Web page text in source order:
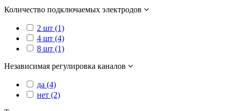
Количество подключаемых электродов
2 шт (1)
4 шт (4)
8 шт (1)
Независимая регулировка каналов
да (4)
нет (2)